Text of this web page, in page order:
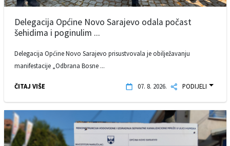
Delegacija Općine Novo Sarajevo odala počast
šehidima i poginulim ...
Delegacija Općine Novo Sarajevo prisustvovala je obilježavanju
manifestacije „Odbrana Bosne ...
ČITAJ VIŠE 07. 8. 2026. PODIJELI